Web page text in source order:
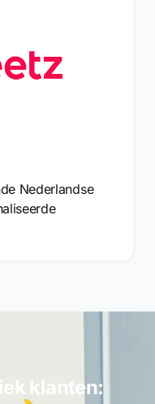
Nederlandse
klanten: